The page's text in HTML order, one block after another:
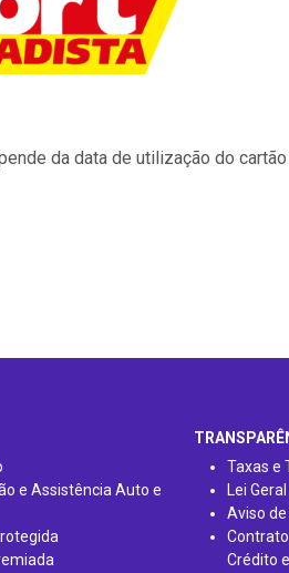
da data de utilização do
e Assistência Auto e
Taxas e
Lei
Aviso
Crédito